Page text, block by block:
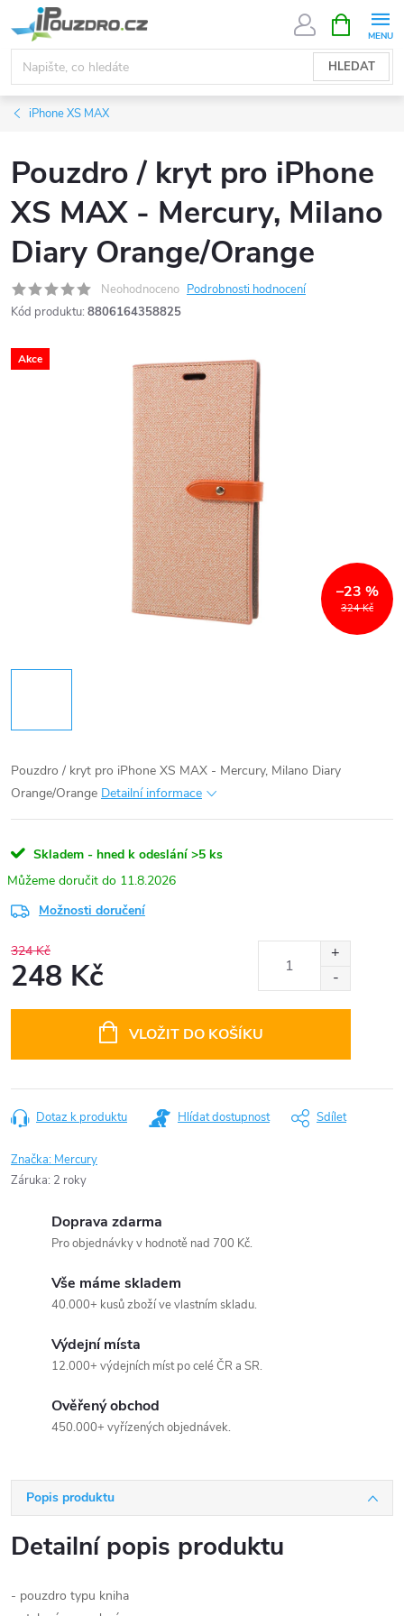
na
obsah
HLEDAT
NÁKUPNÍ
KOŠÍK
iPhone XS MAX
Pouzdro / kryt pro iPhone
XS MAX - Mercury, Milano
Diary Orange/Orange
Neohodnoceno Podrobnosti hodnocení
Kód produktu: 8806164358825
Akce
324 Kč
–23 %
Pouzdro / kryt pro iPhone XS MAX - Mercury, Milano Diary
Orange/Orange Detailní informace
Skladem - hned k odeslání >5 ks
11.8.2026
Možnosti doručení
324 Kč
248 Kč
VLOŽIT DO KOŠÍKU
Dotaz k produktu Hlídat dostupnost Sdílet
Značka: Mercury
Záruka: 2 roky
Doprava zdarma
Pro objednávky v hodnotě nad 700 Kč.
Vše máme skladem
40.000+ kusů zboží ve vlastním skladu.
Výdejní místa
12.000+ výdejních míst po celé ČR a SR.
Ověřený obchod
450.000+ vyřízených objednávek.
Popis produktu
Detailní popis produktu
- pouzdro typu kniha